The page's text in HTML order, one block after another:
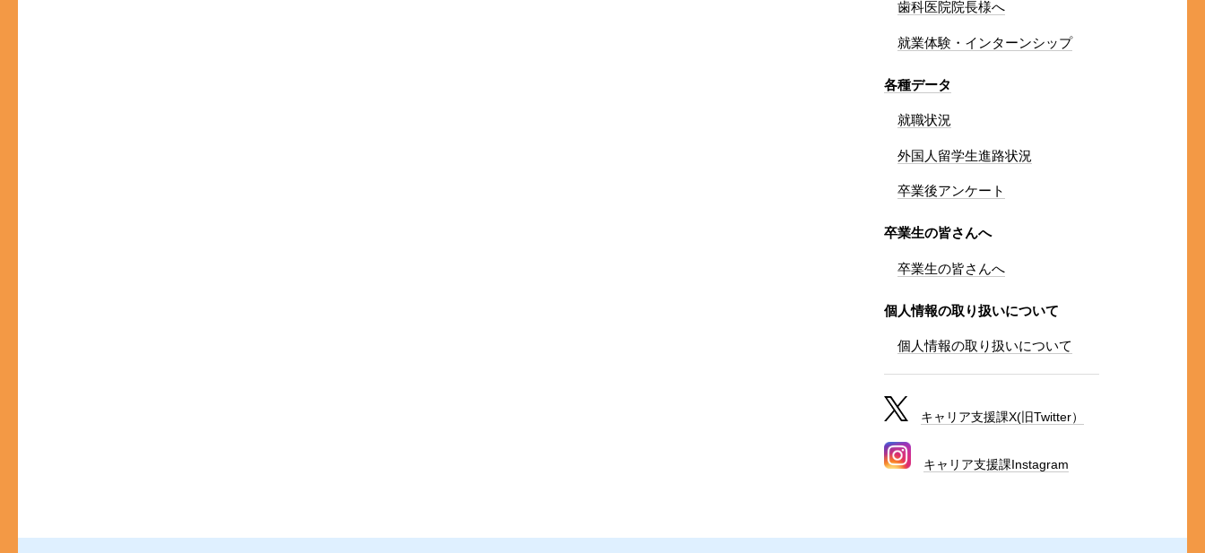
歯科医院院長様へ
就業体験・インターンシップ
各種データ
就職状況
外国人留学生進路状況
卒業後アンケート
卒業生の皆さんへ
卒業生の皆さんへ
個人情報の取り扱いについて
個人情報の取り扱いについて
キャリア支援課X(旧Twitter）
キャリア支援課Instagram